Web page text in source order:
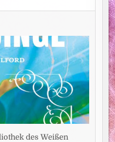
des Weißen